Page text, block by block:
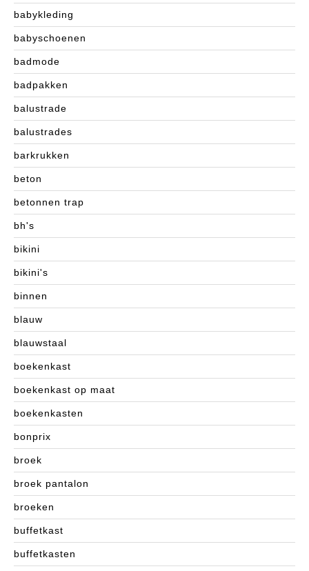
babykleding
babyschoenen
badmode
badpakken
balustrade
balustrades
barkrukken
beton
betonnen trap
bh's
bikini
bikini's
binnen
blauw
blauwstaal
boekenkast
boekenkast op maat
boekenkasten
bonprix
broek
broek pantalon
broeken
buffetkast
buffetkasten